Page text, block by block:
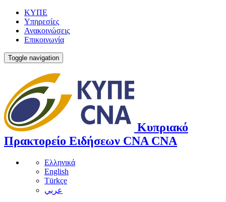
ΚΥΠΕ
Υπηρεσίες
Ανακοινώσεις
Επικοινωνία
Toggle navigation
Κυπριακό
Πρακτορείο Ειδήσεων CNA CNA
Ελληνικά
English
Türkçe
عربي